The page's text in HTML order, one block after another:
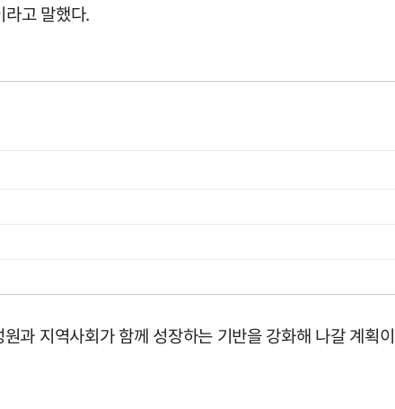
고 말했다.
과 지역사회가 함께 성장하는 기반을 강화해 나갈 계획